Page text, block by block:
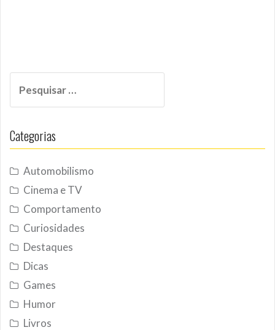
por:
Categorias
Automobilismo
Cinema e TV
Comportamento
Curiosidades
Destaques
Dicas
Games
Humor
Livros